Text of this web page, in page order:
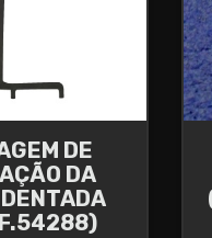
DE
DA